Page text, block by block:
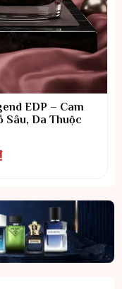
EDP – Cam
Sâu, Da Thuộc